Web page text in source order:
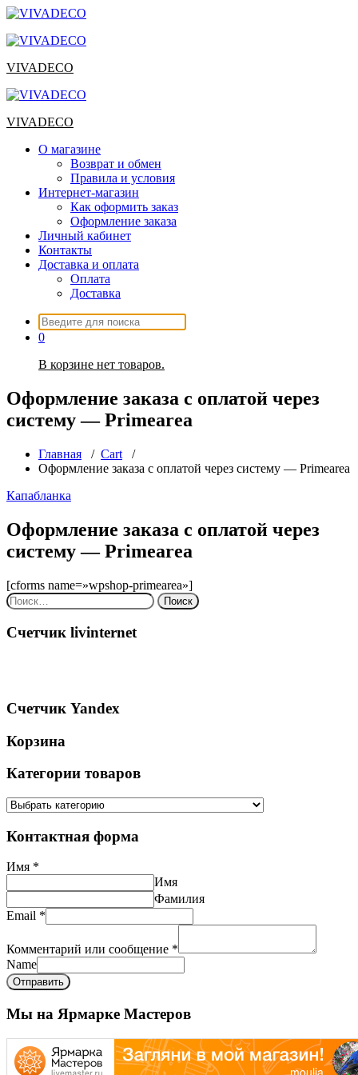
Перейти
содержимому
VIVADECO
VIVADECO
О магазине
Возврат и обмен
Правила и условия
Интернет-магазин
Как оформить заказ
Оформление заказа
Личный кабинет
Контакты
Доставка и оплата
Оплата
Доставка
Искать:
0
В корзине нет товаров.
Оформление заказа с оплатой через
систему — Primearea
Главная / Cart /
Оформление заказа с оплатой через систему — Primearea
Капабланка
Оформление заказа с оплатой через
систему — Primearea
[cforms name=»wpshop-primearea»]
Найти:
Счетчик livinternet
Счетчик Yandex
Корзина
Категории товаров
Контактная форма
Имя *
Имя
Фамилия
Email *
Комментарий или сообщение *
Name
Отправить
Мы на Ярмарке Мастеров